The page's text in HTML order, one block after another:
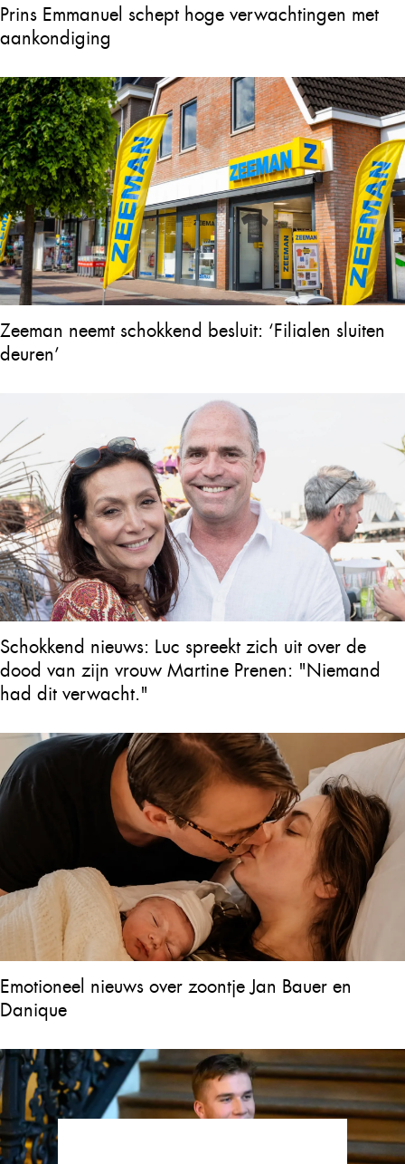
Prins Emmanuel schept hoge verwachtingen met
aankondiging
Zeeman neemt schokkend besluit: ‘Filialen sluiten
deuren’
Schokkend nieuws: Luc spreekt zich uit over de
dood van zijn vrouw Martine Prenen: "Niemand
had dit verwacht."
Emotioneel nieuws over zoontje Jan Bauer en
Danique